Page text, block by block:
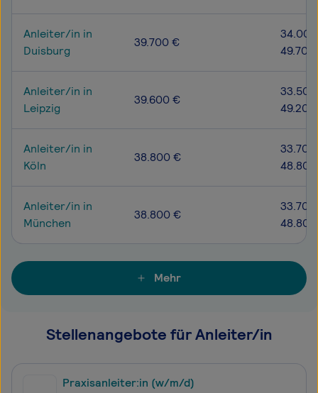
Anleiter/in in
Duisburg
39.700 €
Anleiter/in in
Leipzig
39.600 €
Anleiter/in in
Köln
38.800 €
Anleiter/in in
München
38.800 €
Mehr
Stellenangebote für Anleiter/in
Praxisanleiter:in (w/m/d)